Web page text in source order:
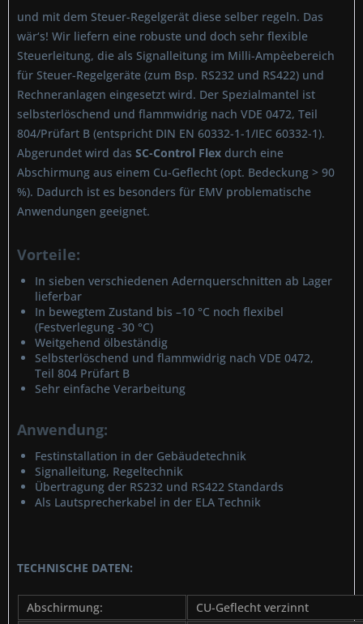
und mit dem Steuer-Regelgerät diese selber regeln. Das
wär‘s! Wir liefern eine robuste und doch sehr flexible
Steuerleitung, die als Signalleitung im Milli-Ampèebereich
für Steuer-Regelgeräte (zum Bsp. RS232 und RS422) und
Rechneranlagen eingesetzt wird. Der Spezialmantel ist
selbsterlöschend und flammwidrig nach VDE 0472, Teil
804/Prüfart B (entspricht DIN EN 60332-1-1/IEC 60332-1).
Abgerundet wird das SC-Control Flex durch eine
Abschirmung aus einem Cu-Geflecht (opt. Bedeckung > 90
%). Dadurch ist es besonders für EMV problematische
Anwendungen geeignet.
Vorteile:
In sieben verschiedenen Adernquerschnitten ab Lager
lieferbar
In bewegtem Zustand bis –10 °C noch flexibel
(Festverlegung -30 °C)
Weitgehend ölbeständig
Selbsterlöschend und flammwidrig nach VDE 0472,
Teil 804 Prüfart B
Sehr einfache Verarbeitung
Anwendung:
Festinstallation in der Gebäudetechnik
Signalleitung, Regeltechnik
Übertragung der RS232 und RS422 Standards
Als Lautsprecherkabel in der ELA Technik
TECHNISCHE DATEN:
Abschirmung:
CU-Geflecht verzinnt